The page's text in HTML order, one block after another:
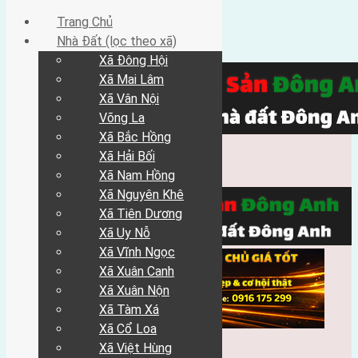
Trang Chủ
Trang Chủ
Nhà Đất (lọc theo xã)
Xã Đông Hội
Xã Mai Lâm
Xã Vân Nội
Võng La
Xã Bắc Hồng
Xã Hải Bối
Xã Nam Hồng
Xã Nguyên Khê
Xã Tiên Dương
Xã Uy Nỗ
Xã Vĩnh Ngọc
Xã Xuân Canh
Xã Xuân Nộn
Xã Tàm Xá
Xã Cổ Loa
Xã Việt Hùng